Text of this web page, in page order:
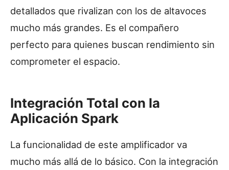
detallados que rivalizan con los de altavoces
mucho más grandes. Es el compañero
perfecto para quienes buscan rendimiento sin
comprometer el espacio.
Integración Total con la
Aplicación Spark
La funcionalidad de este amplificador va
mucho más allá de lo básico. Con la integración